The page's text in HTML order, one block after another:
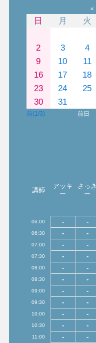
«
日 月 火
2
3 4
9
10 11
16
17 18
23
24 25
30
31
前(1/3) 前日
講師
アッキ
ー
さっき
ー
06:00 - -
06:30 - -
07:00 - -
07:30 - -
08:00 - -
08:30 - -
09:00 - -
09:30 - -
10:00 - -
10:30 - -
11:00 - -